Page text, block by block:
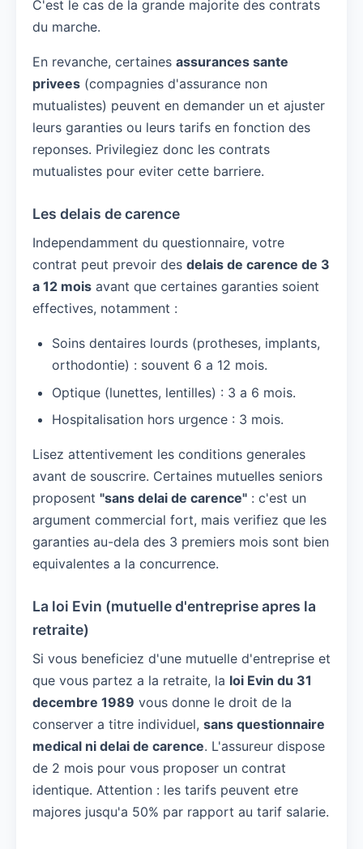
C'est le cas de la grande majorite des contrats
du marche.
En revanche, certaines assurances sante
privees (compagnies d'assurance non
mutualistes) peuvent en demander un et ajuster
leurs garanties ou leurs tarifs en fonction des
reponses. Privilegiez donc les contrats
mutualistes pour eviter cette barriere.
Les delais de carence
Independamment du questionnaire, votre
contrat peut prevoir des delais de carence de 3
a 12 mois avant que certaines garanties soient
effectives, notamment :
Soins dentaires lourds (protheses, implants,
orthodontie) : souvent 6 a 12 mois.
Optique (lunettes, lentilles) : 3 a 6 mois.
Hospitalisation hors urgence : 3 mois.
Lisez attentivement les conditions generales
avant de souscrire. Certaines mutuelles seniors
proposent "sans delai de carence" : c'est un
argument commercial fort, mais verifiez que les
garanties au-dela des 3 premiers mois sont bien
equivalentes a la concurrence.
La loi Evin (mutuelle d'entreprise apres la
retraite)
Si vous beneficiez d'une mutuelle d'entreprise et
que vous partez a la retraite, la loi Evin du 31
decembre 1989 vous donne le droit de la
conserver a titre individuel, sans questionnaire
medical ni delai de carence. L'assureur dispose
de 2 mois pour vous proposer un contrat
identique. Attention : les tarifs peuvent etre
majores jusqu'a 50% par rapport au tarif salarie.